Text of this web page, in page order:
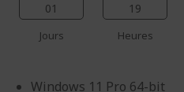
01
Jours
19
Heures
Windows 11 Pro 64-bit